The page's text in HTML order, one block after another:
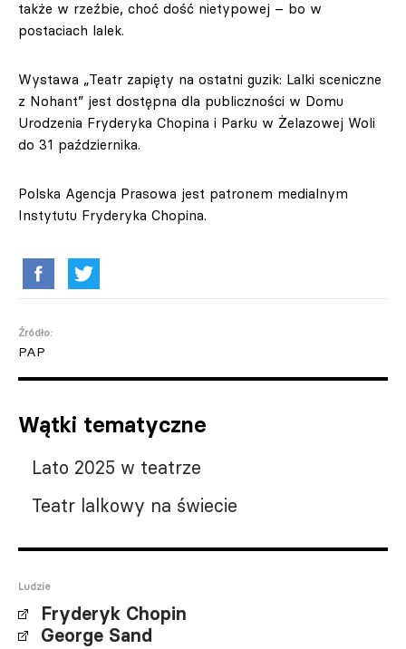
także w rzeźbie, choć dość nietypowej – bo w
postaciach lalek.
Wystawa „Teatr zapięty na ostatni guzik: Lalki sceniczne
z Nohant” jest dostępna dla publiczności w Domu
Urodzenia Fryderyka Chopina i Parku w Żelazowej Woli
do 31 października.
Polska Agencja Prasowa jest patronem medialnym
Instytutu Fryderyka Chopina.
Źródło:
PAP
Wątki tematyczne
Lato 2025 w teatrze
Teatr lalkowy na świecie
Ludzie
Fryderyk Chopin
George Sand